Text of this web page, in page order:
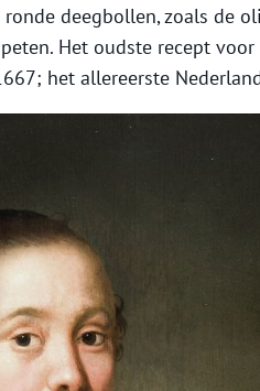
deegbollen, zoals de
Het oudste recept voor
het allereerste